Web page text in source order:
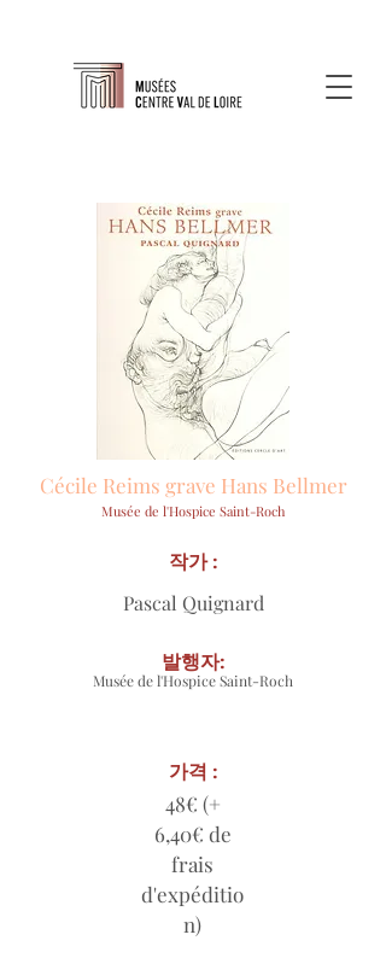
Cécile Reims grave Hans Bellmer
Musée de l'Hospice Saint-Roch
Pascal Quignard
작가 :
Musée de l'Hospice Saint-Roch
발행자:
가격 :
48€ (+
6,40€ de
frais
d'expéditio
n)